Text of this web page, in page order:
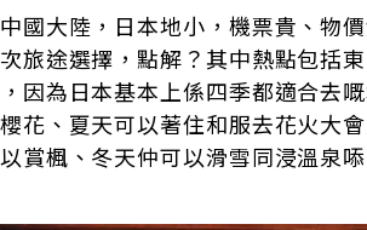
國大陸，日本地小，機票貴、物
旅途選擇，點解？其中熱點包括
因為日本基本上係四季都適合去
花、夏天可以著住和服去花火大
賞楓、冬天仲可以滑雪同浸溫泉㖭